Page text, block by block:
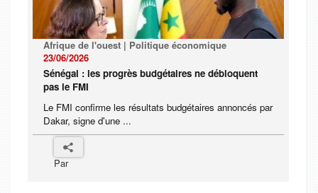
Afrique de l'ouest | Politique économique
23/06/2026
Sénégal : les progrès budgétaires ne débloquent
pas le FMI
Le FMI confirme les résultats budgétaires annoncés par
Dakar, signe d'une ...
Par